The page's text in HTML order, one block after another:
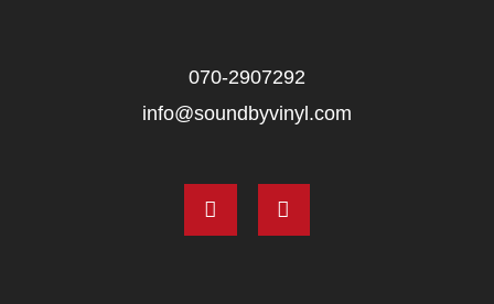
070‑2907292
info@soundbyvinyl.com